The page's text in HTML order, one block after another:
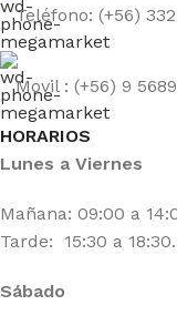
Teléfono: (+56)
Movil : (+56) 9
HORARIOS
Lunes a Viernes
Mañana: 09:00 a
Tarde: 15:30 a 18:30.
Sábado